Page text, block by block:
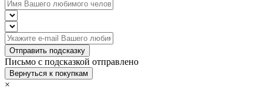
Отправить подсказку
Письмо с подсказкой отправлено
Вернуться к покупкам
×